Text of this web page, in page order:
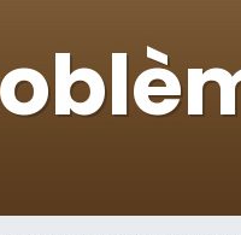
49 places pour étudier en
musiques dans Torah-Box
viennent de nous rejoindre sur